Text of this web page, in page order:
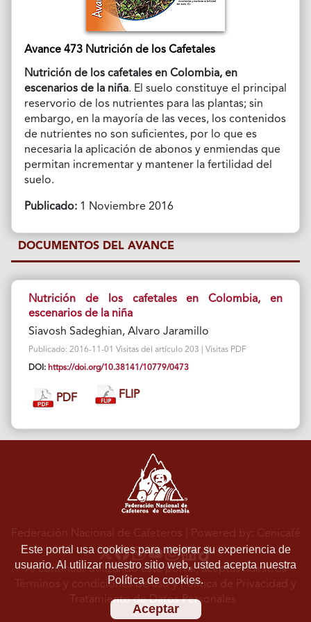
Avance 473 Nutrición de los Cafetales
Nutrición de los cafetales en Colombia, en
escenarios de la niña. El suelo constituye el principal
reservorio de los nutrientes para las plantas; sin
embargo, en la mayoría de las veces, los contenidos
de nutrientes no son suficientes, por lo que es
necesaria la aplicación de abonos y enmiendas que
permitan incrementar y mantener la fertilidad del
suelo.
Publicado:1 Noviembre 2016
DOCUMENTOS DEL AVANCE
Nutrición de los cafetales en Colombia, en
escenarios de la niña
Siavosh Sadeghian, Alvaro Jaramillo
Publicado: 2016-11-01 Visitas del artículo 203 | Visitas PDF
DOI: https://doi.org/10.38141/10779/0473
PDF FLIP
Este portal usa cookies para mejorar su experiencia de
usuario. Al utilizar nuestro sitio web, usted acepta nuestra
Política de cookies.
Aceptar
Federación Nacional de Cafeteros | Powered by: Cenicafé
Al continuar utilizando este portal, aceptas nuestros
Términos y condiciones de usoyPolítica de Privacidad y
Tratamiento de Datos Personales